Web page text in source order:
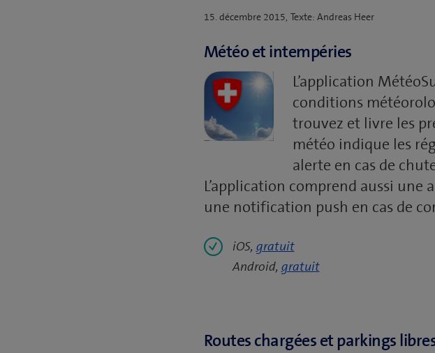
Publié
15. décembre 2015 Texte: Andreas Heer
Météo et intempéries
L’application
conditions
trouvez et livre les
météo indique les
alerte en cas de
L’application comprend aussi
une notification push en cas de
iOS, gratuit
Android, gratuit
Routes chargées et parkings